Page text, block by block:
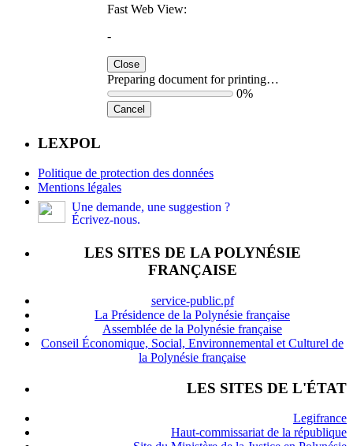
Fast Web View:
-
Close
Preparing document for printing…
0%
Cancel
LEXPOL
Politique de protection des données
Mentions légales
Une demande, une suggestion ?
Écrivez-nous.
LES SITES DE LA POLYNÉSIE
FRANÇAISE
service-public.pf
La Présidence de la Polynésie française
Assemblée de la Polynésie française
Conseil Économique, Social, Environnemental et Culturel de
la Polynésie française
LES SITES DE L'ÉTAT
Legifrance
Haut-commissariat de la république